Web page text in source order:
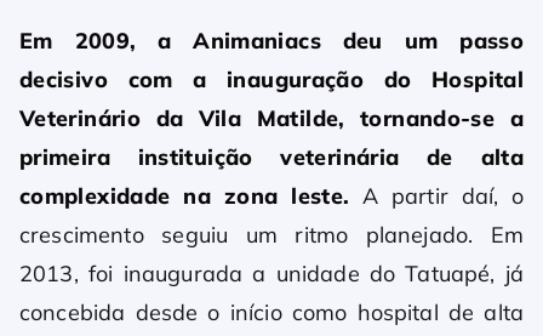
Em 2009, a Animaniacs deu um passo
decisivo com a inauguração do Hospital
Veterinário da Vila Matilde, tornando-se a
primeira instituição veterinária de alta
complexidade na zona leste. A partir daí, o
crescimento seguiu um ritmo planejado. Em
2013, foi inaugurada a unidade do Tatuapé, já
concebida desde o início como hospital de alta